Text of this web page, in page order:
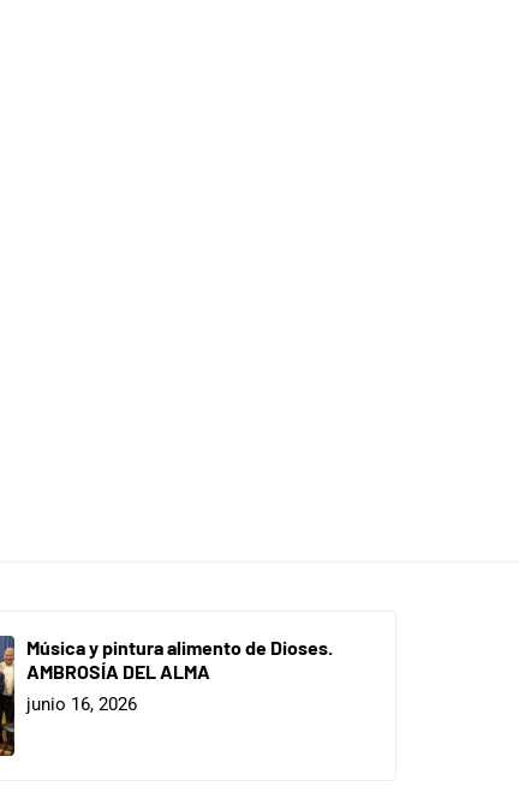
Música y pintura alimento de Dioses.
AMBROSÍA DEL ALMA
junio 16, 2026